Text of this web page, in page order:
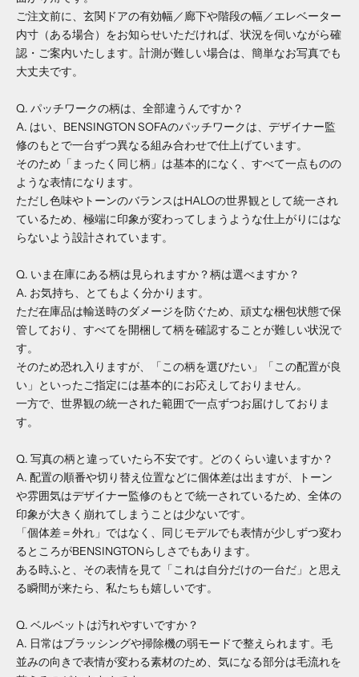
ご注文前に、玄関ドアの有効幅／廊下や階段の幅／エレベーター
内寸（ある場合）をお知らせいただければ、状況を伺いながら確
認・ご案内いたします。計測が難しい場合は、簡単なお写真でも
大丈夫です。
Q. パッチワークの柄は、全部違うんですか？
A. はい、BENSINGTON SOFAのパッチワークは、デザイナー監
修のもとで一台ずつ異なる組み合わせで仕上げています。
そのため「まったく同じ柄」は基本的になく、すべて一点ものの
ような表情になります。
ただし色味やトーンのバランスはHALOの世界観として統一され
ているため、極端に印象が変わってしまうような仕上がりにはな
らないよう設計されています。
Q. いま在庫にある柄は見られますか？柄は選べますか？
A. お気持ち、とてもよく分かります。
ただ在庫品は輸送時のダメージを防ぐため、頑丈な梱包状態で保
管しており、すべてを開梱して柄を確認することが難しい状況で
す。
そのため恐れ入りますが、「この柄を選びたい」「この配置が良
い」といったご指定には基本的にお応えしておりません。
一方で、世界観の統一された範囲で一点ずつお届けしておりま
す。
Q. 写真の柄と違っていたら不安です。どのくらい違いますか？
A. 配置の順番や切り替え位置などに個体差は出ますが、トーン
や雰囲気はデザイナー監修のもとで統一されているため、全体の
印象が大きく崩れてしまうことは少ないです。
「個体差＝外れ」ではなく、同じモデルでも表情が少しずつ変わ
るところがBENSINGTONらしさでもあります。
ある時ふと、その表情を見て「これは自分だけの一台だ」と思え
る瞬間が来たら、私たちも嬉しいです。
Q. ベルベットは汚れやすいですか？
A. 日常はブラッシングや掃除機の弱モードで整えられます。毛
並みの向きで表情が変わる素材のため、気になる部分は毛流れを